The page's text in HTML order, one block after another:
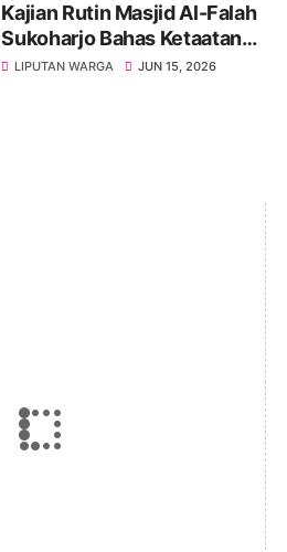
Kajian Rutin Masjid Al-Falah
Sukoharjo Bahas Ketaatan
kepada Rasul sebagai Wujud
LIPUTAN WARGA JUN 15, 2026